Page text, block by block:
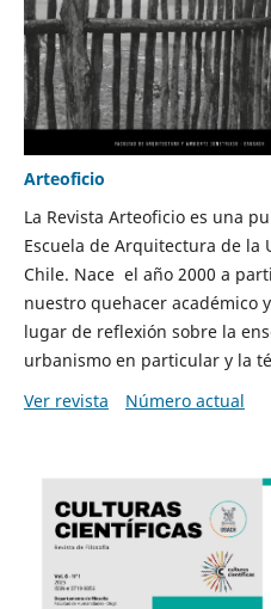
Arteoficio
La Revista Arteoficio es una
Escuela de Arquitectura de la
Chile. Nace el año 2000 a
nuestro quehacer académico
lugar de reflexión sobre la
urbanismo en particular y la
Ver revista
Número actual